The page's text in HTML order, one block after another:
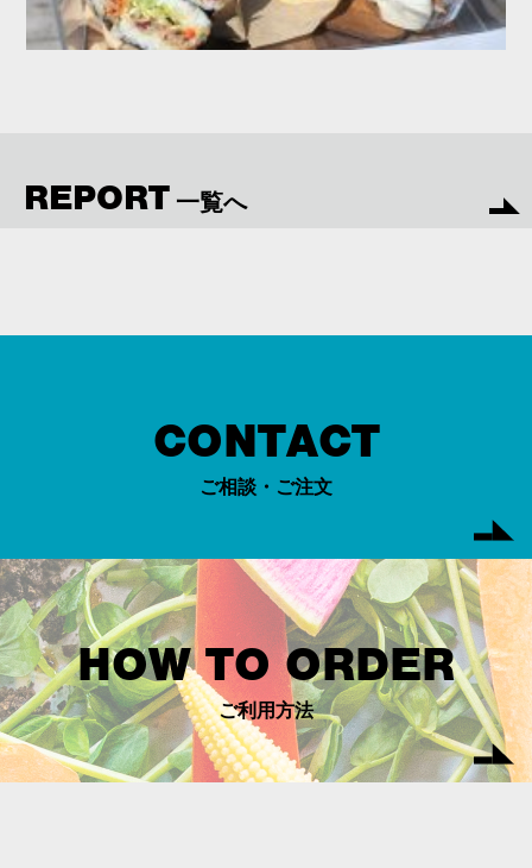
REPORT 一覧へ
CONTACT
ご相談・ご注文
HOW TO ORDER
ご利用方法